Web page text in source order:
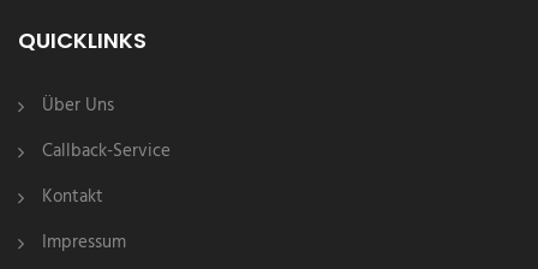
QUICKLINKS
Über Uns
Callback-Service
Kontakt
Impressum